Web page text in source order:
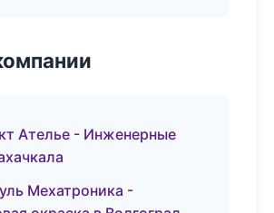
Ателье - Инженерные
Мехатроника -